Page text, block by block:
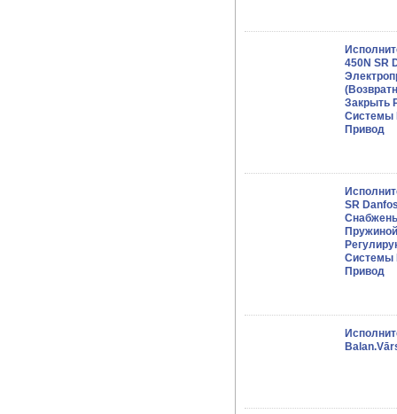
450N SR
Закрыть
Системы
Привод
SR
Системы
Привод